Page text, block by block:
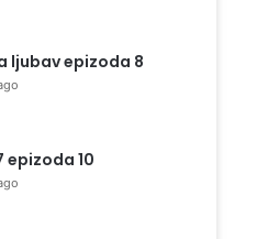
ljubav epizoda 8
epizoda 10